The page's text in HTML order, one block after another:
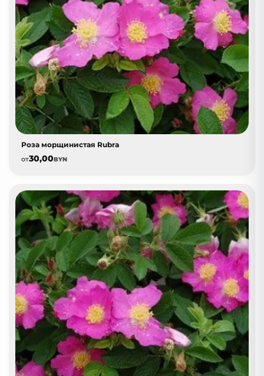
Роза морщинистая Rubra
от30,00BYN